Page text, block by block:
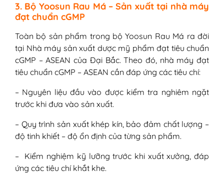
3. Bộ Yoosun Rau Má – Sản xuất tại nhà máy
đạt chuẩn cGMP
Toàn bộ sản phẩm trong bộ Yoosun Rau Má ra đời
tại Nhà máy sản xuất dược mỹ phẩm đạt tiêu chuẩn
cGMP – ASEAN của Đại Bắc. Theo đó, nhà máy đạt
tiêu chuẩn cGMP – ASEAN cần đáp ứng các tiêu chí:
– Nguyên liệu đầu vào được kiểm tra nghiêm ngặt
trước khi đưa vào sản xuất.
– Quy trình sản xuất khép kín, bảo đảm chất lượng –
độ tinh khiết – độ ổn định của từng sản phẩm.
– Kiểm nghiệm kỹ lưỡng trước khi xuất xưởng, đáp
ứng các tiêu chí khắt khe.